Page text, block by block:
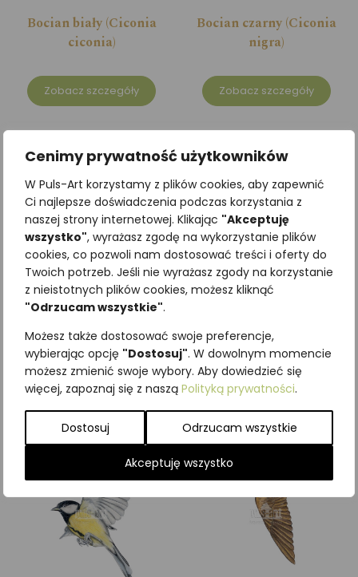
Cenimy prywatność użytkowników
W Puls-Art korzystamy z plików cookies, aby zapewnić
Ci najlepsze doświadczenia podczas korzystania z
naszej strony internetowej. Klikając "Akceptuję
wszystko", wyrażasz zgodę na wykorzystanie plików
cookies, co pozwoli nam dostosować treści i oferty do
Twoich potrzeb. Jeśli nie wyrażasz zgody na korzystanie
z nieistotnych plików cookies, możesz kliknąć
"Odrzucam wszystkie".
Możesz także dostosować swoje preferencje,
wybierając opcję "Dostosuj". W dowolnym momencie
możesz zmienić swoje wybory. Aby dowiedzieć się
więcej, zapoznaj się z naszą Polityką prywatności.
Dostosuj Odrzucam wszystkie
Akceptuję wszystko
Bocian biały (Ciconia
ciconia)
Zobacz szczegóły
Bocian czarny (Ciconia
nigra)
Zobacz szczegóły
nigra)
Zobacz szczegóły
major)
Zobacz szczegóły